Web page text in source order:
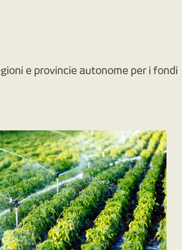
e provincie autonome per i fondi